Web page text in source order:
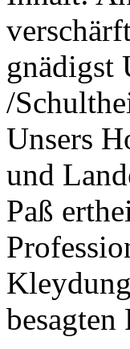
gnädigst
/
Unsers
und
Paß